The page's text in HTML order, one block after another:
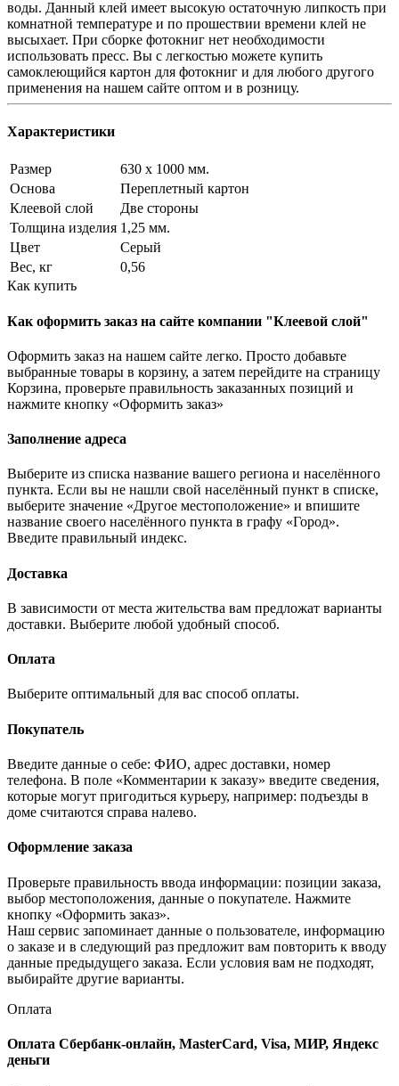
воды. Данный клей имеет высокую остаточную липкость при
комнатной температуре и по прошествии времени клей не
высыхает. При сборке фотокниг нет необходимости
использовать пресс. Вы с легкостью можете купить
самоклеющийся картон для фотокниг и для любого другого
применения на нашем сайте оптом и в розницу.
Характеристики
Размер
630 х 1000 мм.
Основа
Переплетный картон
Клеевой слой
Две стороны
Толщина изделия 1,25 мм.
Цвет
Серый
Вес, кг
0,56
Как купить
Как оформить заказ на сайте компании "Клеевой слой"
Оформить заказ на нашем сайте легко. Просто добавьте
выбранные товары в корзину, а затем перейдите на страницу
Корзина, проверьте правильность заказанных позиций и
нажмите кнопку «Оформить заказ»
Заполнение адреса
Выберите из списка название вашего региона и населённого
пункта. Если вы не нашли свой населённый пункт в списке,
выберите значение «Другое местоположение» и впишите
название своего населённого пункта в графу «Город».
Введите правильный индекс.
Доставка
В зависимости от места жительства вам предложат варианты
доставки. Выберите любой удобный способ.
Оплата
Выберите оптимальный для вас способ оплаты.
Покупатель
Введите данные о себе: ФИО, адрес доставки, номер
телефона. В поле «Комментарии к заказу» введите сведения,
которые могут пригодиться курьеру, например: подъезды в
доме считаются справа налево.
Оформление заказа
Проверьте правильность ввода информации: позиции заказа,
выбор местоположения, данные о покупателе. Нажмите
кнопку «Оформить заказ».
Наш сервис запоминает данные о пользователе, информацию
о заказе и в следующий раз предложит вам повторить к вводу
данные предыдущего заказа. Если условия вам не подходят,
выбирайте другие варианты.
Оплата
Оплата Сбербанк-онлайн, MasterCard, Visa, МИР, Яндекс
деньги